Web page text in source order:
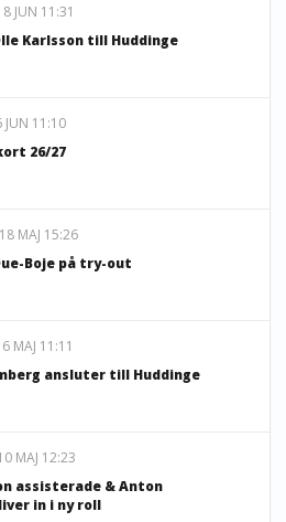
JUN 11:31
Karlsson till Huddinge
JUN 11:10
26/27
MAJ 15:26
Boje på try-out
MAJ 11:11
ansluter till Huddinge
MAJ 12:23
assisterade & Anton
in i ny roll